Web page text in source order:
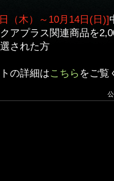
（木）～10月14日(日)]
アプラス関連商品を
された方
の詳細はこちら をご覧